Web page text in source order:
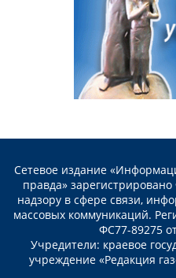
Сетевое издание
правда»
надзору в сфере связи,
массовых коммуникаций.
ФС77-89275
Учредители: краевое
учреждение «Редакция